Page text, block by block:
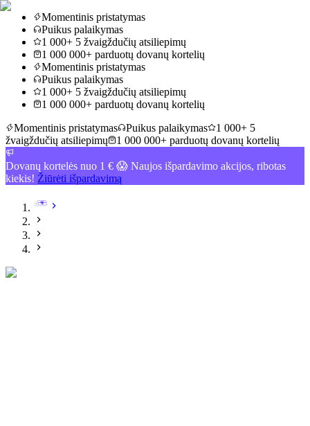
Momentinis pristatymas
Puikus palaikymas
1 000+ 5 žvaigždučių atsiliepimų
1 000 000+ parduotų dovanų kortelių
Momentinis pristatymas
Puikus palaikymas
1 000+ 5 žvaigždučių atsiliepimų
1 000 000+ parduotų dovanų kortelių
Momentinis pristatymas
Puikus palaikymas
1 000+ 5
žvaigždučių atsiliepimų
1 000 000+ parduotų dovanų kortelių
Dovanų kortelės nuo 1 € 😱 Naujos išpardavimo akcijos, ribotas
kiekis! Žiūrėti išpardavimą